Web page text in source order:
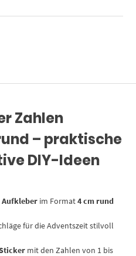
Zahlen
– praktische
DIY-Ideen
Aufkleber im Format4 cm rund
für die Adventszeit stilvoll
mit den Zahlen von 1 bis